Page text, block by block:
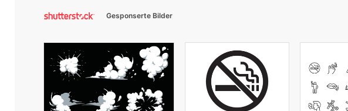
Gesponserte Bilder